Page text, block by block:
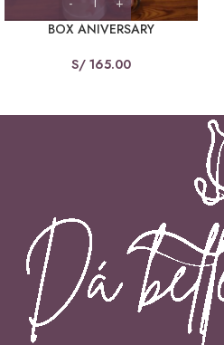
BOX ANIVERSARY
S/ 165.00